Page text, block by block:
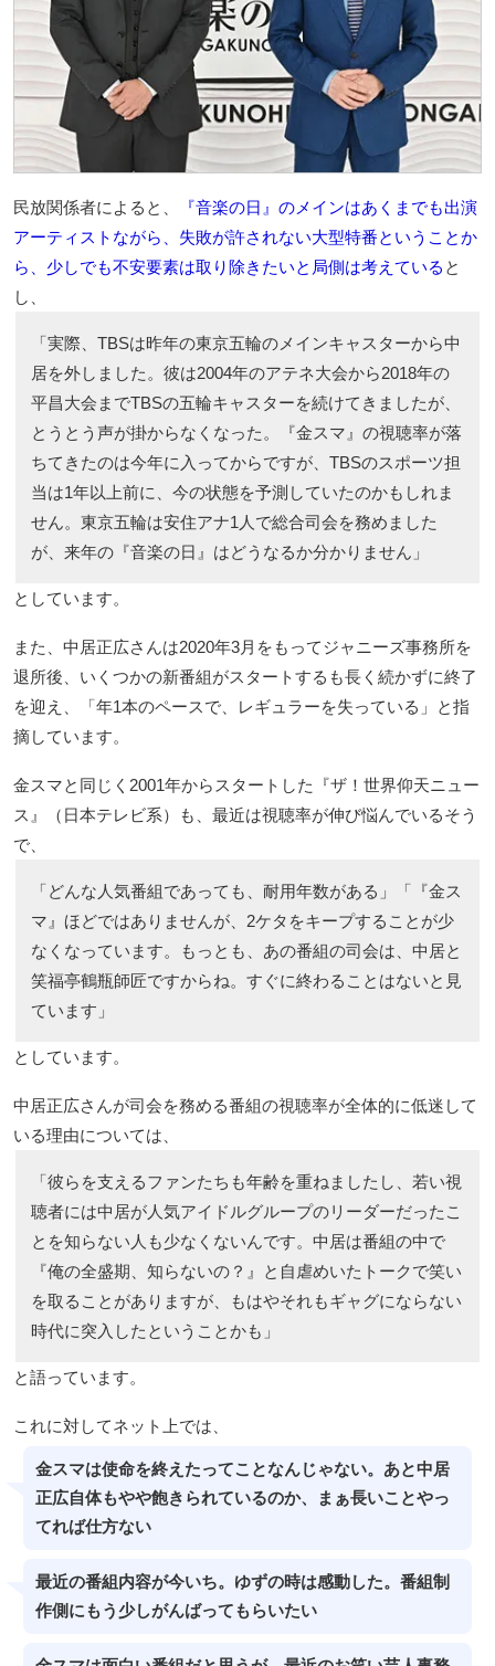
民放関係者によると、
『音楽の日』のメインはあくまでも出演
アーティストながら、失敗が許されない大型特番ということか
ら、少しでも不安要素は取り除きたいと局側は考えている と
し、
「実際、TBSは昨年の東京五輪のメインキャスターから中
居を外しました。彼は2004年のアテネ大会から2018年の
平昌大会までTBSの五輪キャスターを続けてきましたが、
とうとう声が掛からなくなった。『金スマ』の視聴率が落
ちてきたのは今年に入ってからですが、TBSのスポーツ担
当は1年以上前に、今の状態を予測していたのかもしれま
せん。東京五輪は安住アナ1人で総合司会を務めました
が、来年の『音楽の日』はどうなるか分かりません」
としています。
また、中居正広さんは2020年3月をもってジャニーズ事務所を
退所後、いくつかの新番組がスタートするも長く続かずに終了
を迎え、「年1本のペースで、レギュラーを失っている」と指
摘しています。
金スマと同じく2001年からスタートした『ザ！世界仰天ニュー
ス』（日本テレビ系）も、最近は視聴率が伸び悩んでいるそう
で、
「どんな人気番組であっても、耐用年数がある」「『金ス
マ』ほどではありませんが、2ケタをキープすることが少
なくなっています。もっとも、あの番組の司会は、中居と
笑福亭鶴瓶師匠ですからね。すぐに終わることはないと見
ています」
としています。
中居正広さんが司会を務める番組の視聴率が全体的に低迷して
いる理由については、
「彼らを支えるファンたちも年齢を重ねましたし、若い視
聴者には中居が人気アイドルグループのリーダーだったこ
とを知らない人も少なくないんです。中居は番組の中で
『俺の全盛期、知らないの？』と自虐めいたトークで笑い
を取ることがありますが、もはやそれもギャグにならない
時代に突入したということかも」
と語っています。
これに対してネット上では、
金スマは使命を終えたってことなんじゃない。あと中居
正広自体もやや飽きられているのか、まぁ長いことやっ
てれば仕方ない
最近の番組内容が今いち。ゆずの時は感動した。番組制
作側にもう少しがんばってもらいたい